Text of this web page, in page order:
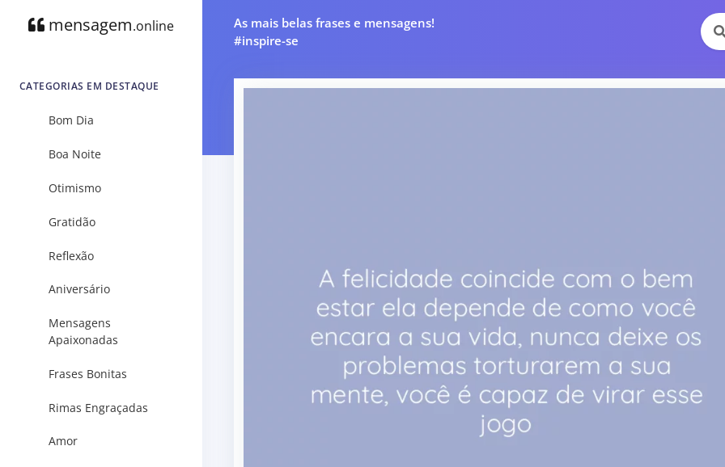
mensagem.online
CATEGORIAS EM DESTAQUE
Bom Dia
Boa Noite
Otimismo
Gratidão
Reflexão
Aniversário
Mensagens
Apaixonadas
Frases Bonitas
Rimas Engraçadas
Amor
As mais belas frases e mensagens!
#inspire-se